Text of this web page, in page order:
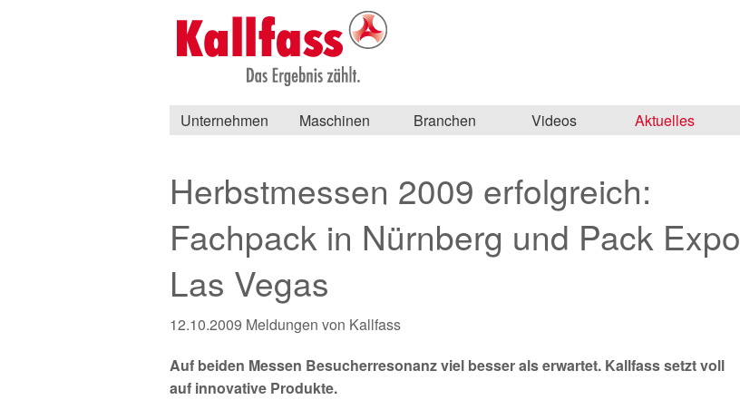
Unternehmen Maschinen Branchen Videos Aktuelles
Herbstmessen 2009 erfolgreich:
Fachpack in Nürnberg und Pack Expo
Las Vegas
12.10.2009 Meldungen von Kallfass
Auf beiden Messen Besucherresonanz viel besser als erwartet. Kallfass setzt voll
auf innovative Produkte.